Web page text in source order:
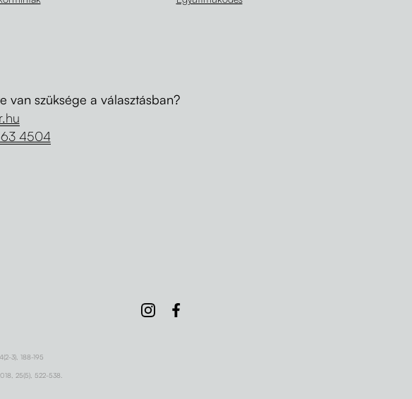
van szüksége a választásban?
4504
3), 188-195
25(5), 522-538.